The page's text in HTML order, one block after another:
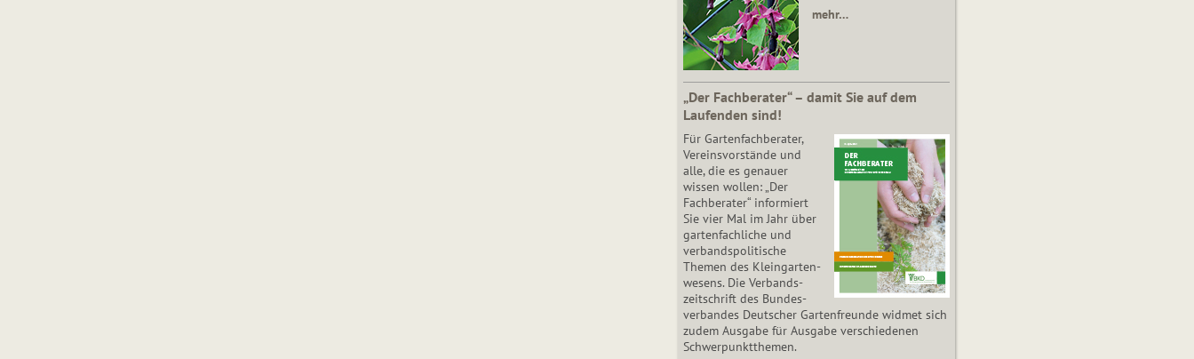
mehr…
„Der Fachberater“ – damit Sie auf dem
Laufenden sind!
Für Gartenfachberater,
Vereinsvorstände und
alle, die es genauer
wissen wollen: „Der
Fachberater“ informiert
Sie vier Mal im Jahr über
gartenfachliche und
verbandspolitische
Themen des Klein­gar­ten­
wesens. Die Ver­bands­
zeit­schrift des Bun­des­
ver­ban­des Deutscher Gartenfreunde widmet sich
zudem Ausgabe für Ausgabe verschiedenen
Schwer­punkt­the­men.